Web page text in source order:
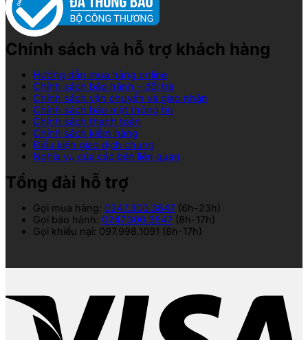
Chính sách và hỗ trợ khách hàng
Hướng dẫn mua hàng online
Chính sách bảo hành – đổi trả
Chính sách vận chuyển và giao nhận
Chính sách bảo mật thông tin
Chính sách thanh toán
Chính sách kiểm hàng
Điều kiện giao dịch chung
Nghĩa vụ của các bên liên quan
Tổng đài hỗ trợ
Gọi mua hàng: 0247.300.3847 (6h-23h)
Gọi bảo hành: 0247.300.3847 (8h-17h)
Gọi khiếu nại: 097.998.1091 (8h-17h)